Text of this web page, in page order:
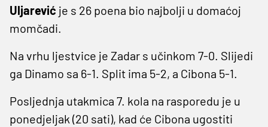
Uljarević je s 26 poena bio najbolji u domaćoj
momčadi.
Na vrhu ljestvice je Zadar s učinkom 7-0. Slijedi
ga Dinamo sa 6-1. Split ima 5-2, a Cibona 5-1.
Posljednja utakmica 7. kola na rasporedu je u
ponedjeljak (20 sati), kad će Cibona ugostiti